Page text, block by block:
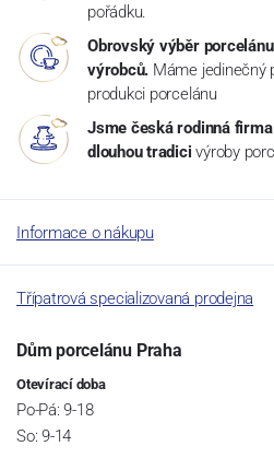
pořádku.
Obrovský výběr
výrobců. Máme jedinečný
produkci porcelánu
Jsme česká rodinná
dlouhou tradici výroby
Informace o nákupu
Třípatrová specializovaná prodejna
Dům porcelánu Praha
Otevírací doba
Po-Pá: 9-18
So: 9-14